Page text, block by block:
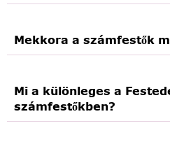
Mekkora a számfestők
Mi a különleges a
számfestőkben?